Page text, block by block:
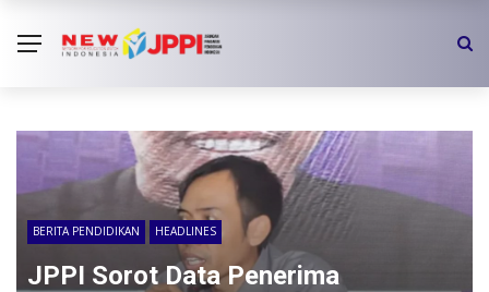
BERITA PENDIDIKAN HEADLINES
JPPI Sorot Data Penerima